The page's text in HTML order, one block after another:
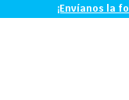
¡Envíanos la